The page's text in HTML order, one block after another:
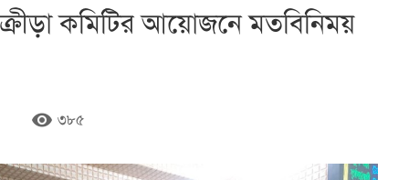
কমিটির আয়োজনে মতবিনিময়
remove_red_eye ৩৮৫